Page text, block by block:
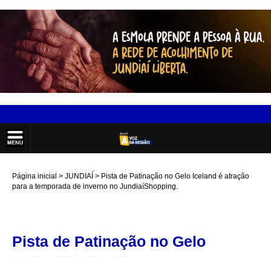
Página inicial JUNDIAÍ
Pista de Patinação no Gelo Iceland é atração
para a temporada de inverno no JundiaíShopping.
Pista de Patinação no Gelo